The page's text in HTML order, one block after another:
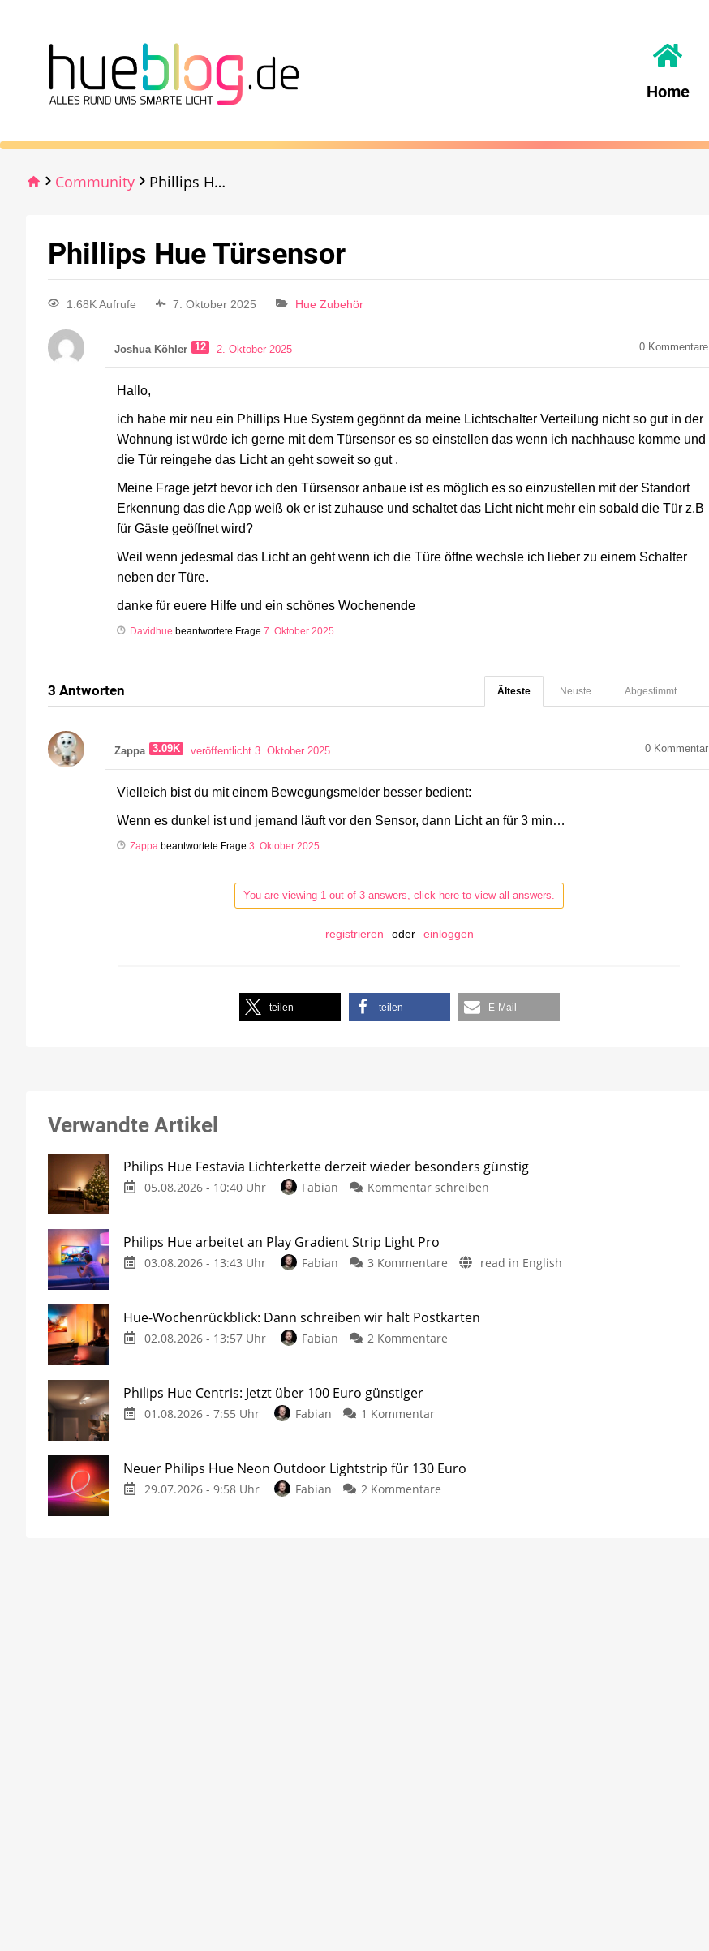
Home
Community Phillips Hue Türsensor
Phillips Hue Türsensor
1.68K Aufrufe 7. Oktober 2025 Hue Zubehör
Joshua Köhler 12 2. Oktober 2025 0 Kommentare
Hallo,
ich habe mir neu ein Phillips Hue System gegönnt da meine Lichtschalter Verteilung nicht so gut in der
Wohnung ist würde ich gerne mit dem Türsensor es so einstellen das wenn ich nachhause komme und
die Tür reingehe das Licht an geht soweit so gut .
Meine Frage jetzt bevor ich den Türsensor anbaue ist es möglich es so einzustellen mit der Standort
Erkennung das die App weiß ok er ist zuhause und schaltet das Licht nicht mehr ein sobald die Tür z.B
für Gäste geöffnet wird?
Weil wenn jedesmal das Licht an geht wenn ich die Türe öffne wechsle ich lieber zu einem Schalter
neben der Türe.
danke für euere Hilfe und ein schönes Wochenende
Davidhue beantwortete Frage 7. Oktober 2025
3 Antworten Abgestimmt
Neuste
Älteste
Zappa 3.09K veröffentlicht 3. Oktober 2025 0 Kommentar
Vielleich bist du mit einem Bewegungsmelder besser bedient:
Wenn es dunkel ist und jemand läuft vor den Sensor, dann Licht an für 3 min…
Zappa beantwortete Frage 3. Oktober 2025
You are viewing 1 out of 3 answers, click here to view all answers.
registrieren oder einloggen
teilen teilen E-Mail
Verwandte Artikel
Philips Hue Festavia Lichterkette derzeit wieder besonders günstig
05.08.2026 - 10:40 Uhr Fabian Kommentar schreiben
Philips Hue arbeitet an Play Gradient Strip Light Pro
03.08.2026 - 13:43 Uhr Fabian 3 Kommentare read in English
Hue-Wochenrückblick: Dann schreiben wir halt Postkarten
02.08.2026 - 13:57 Uhr Fabian 2 Kommentare
Philips Hue Centris: Jetzt über 100 Euro günstiger
01.08.2026 - 7:55 Uhr Fabian 1 Kommentar
Neuer Philips Hue Neon Outdoor Lightstrip für 130 Euro
29.07.2026 - 9:58 Uhr Fabian 2 Kommentare